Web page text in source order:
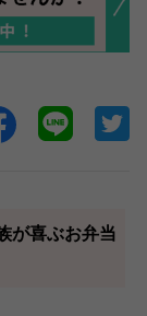
が喜ぶお弁当